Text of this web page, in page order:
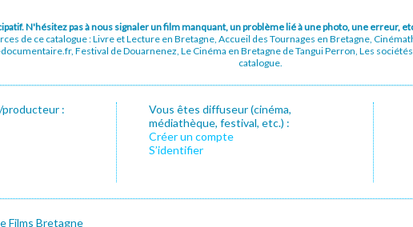
N'hésitez pas à nous signaler un film manquant, un problème lié à une photo, une erreur,
de ce catalogue : Livre et Lecture en Bretagne, Accueil des Tournages en Bretagne,
Festival de Douarnenez, Le Cinéma en Bretagne de Tangui Perron, Les
catalogue.
:
Vous êtes diffuseur (cinéma,
médiathèque, festival, etc.) :
Créer un compte
S’identifier
Films Bretagne